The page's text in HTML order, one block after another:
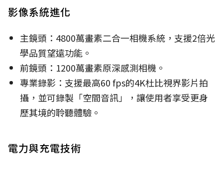
影像系統進化
主鏡頭：4800萬畫素二合一相機系統，支援2倍光
學品質望遠功能。
前鏡頭：1200萬畫素原深感測相機。
專業錄影：支援最高60 fps的4K杜比視界影片拍
攝，並可錄製「空間音訊」，讓使用者享受更身
歷其境的聆聽體驗。
電力與充電技術